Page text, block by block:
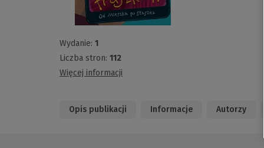
Wydanie: 1
Liczba stron: 112
Więcej informacji
Opis publikacji Informacje Autorzy